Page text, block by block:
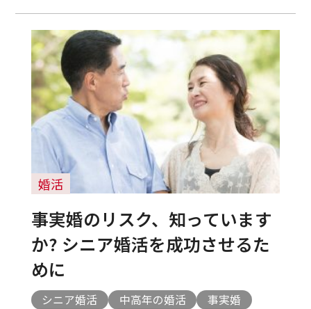
婚活
事実婚のリスク、知っています
か? シニア婚活を成功させるた
めに
シニア婚活 中高年の婚活 事実婚